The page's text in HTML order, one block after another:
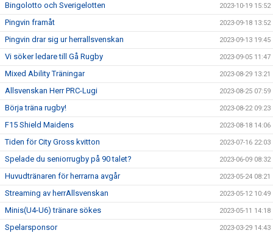
Bingolotto och Sverigelotten 2023-10-19 15:52
Pingvin framåt 2023-09-18 13:52
Pingvin drar sig ur herrallsvenskan 2023-09-13 19:45
Vi söker ledare till Gå Rugby 2023-09-05 11:47
Mixed Ability Träningar 2023-08-29 13:21
Allsvenskan Herr PRC-Lugi 2023-08-25 07:59
Börja träna rugby! 2023-08-22 09:23
F15 Shield Maidens 2023-08-18 14:06
Tiden för City Gross kvitton 2023-07-16 22:03
Spelade du seniorrugby på 90 talet? 2023-06-09 08:32
Huvudtränaren för herrarna avgår 2023-05-24 08:21
Streaming av herrAllsvenskan 2023-05-12 10:49
Minis(U4-U6) tränare sökes 2023-05-11 14:18
Spelarsponsor 2023-03-29 14:43